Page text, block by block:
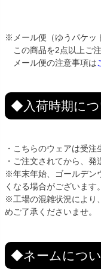
※メール便（ゆうパケッ
この商品を2点以上ご
メール便の注意事項は
◆入荷時期に
・こちらのウェアは受注
・ご注文されてから、発
※年末年始、ゴールデン
くなる場合がございます。
※工場の混雑状況により
めご了承くださいませ。
◆ネームにつ